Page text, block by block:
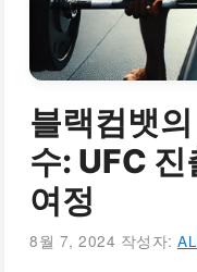
블랙컴뱃
수: UFC 진
여정
8월 7, 2024 작성자: